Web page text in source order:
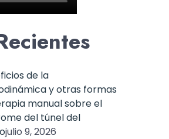
de la
y otras formas
manual sobre el
del túnel del
julio 9, 2026